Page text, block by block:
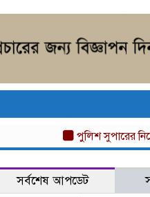
পুলিশ সুপারের
সর্বশেষ আপডেট